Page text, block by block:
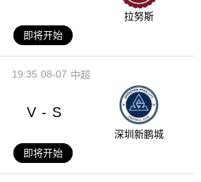
拉努斯
即将开始
08-07
19:35 中超
V - S
深圳新鹏城
即将开始